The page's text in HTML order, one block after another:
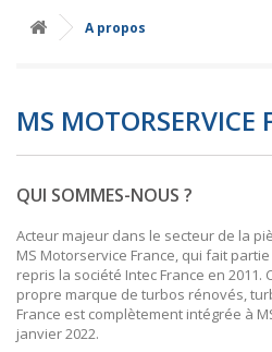
A propos
MS MOTORSERVICE
QUI SOMMES-NOUS ?
Acteur majeur dans le secteur de la
MS Motorservice France, qui fait
repris la société Intec France en 2011.
propre marque de turbos rénovés,
France est complètement intégrée à
janvier 2022.